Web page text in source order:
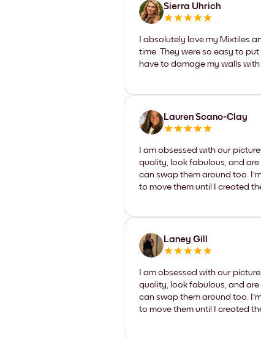
Sierra Uhrich
I absolutely love my Mixtiles
time. They were so easy to
have to damage my walls
Lauren Scano-Clay
I am obsessed with our
quality, look fabulous, and
can swap them around too.
to move them until I created
Laney Gill
I am obsessed with our
quality, look fabulous, and
can swap them around too.
to move them until I created